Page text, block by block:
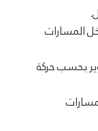
المسارات
بحسب حركة